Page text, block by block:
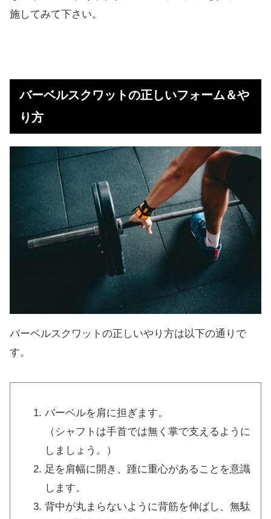
施してみて下さい。
バーベルスクワットの正しいフォーム＆や
り方
バーベルスクワットの正しいやり方は以下の通りで
す。
バーベルを肩に担ぎます。
（シャフトは手首では無く掌で支えるように
しましょう。）
足を肩幅に開き、踵に重心があることを意識
します。
背中が丸まらないように背筋を伸ばし、無駄